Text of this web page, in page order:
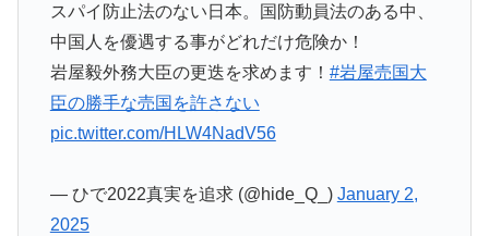
スパイ防止法のない日本。国防動員法のある中、
中国人を優遇する事がどれだけ危険か！
岩屋毅外務大臣の更迭を求めます！ #岩屋売国大
臣の勝手な売国を許さない
pic.twitter.com/HLW4NadV56
— ひで2022真実を追求 (@hide_Q_) January 2,
2025